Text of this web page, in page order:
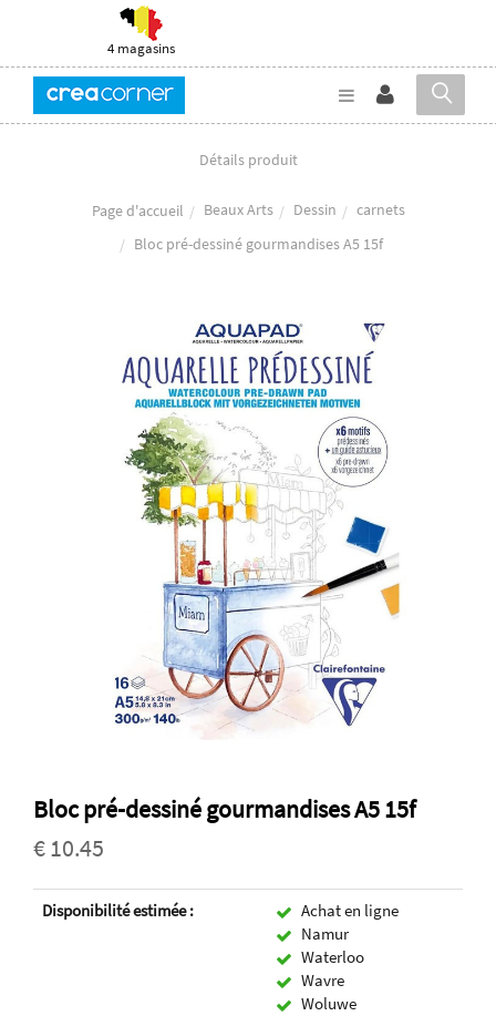
4 magasins
Détails produit
Page d'accueil Beaux Arts Dessin
carnets
Bloc pré-dessiné gourmandises A5 15f
Bloc pré-dessiné gourmandises A5 15f
€ 10.45
Disponibilité estimée :
Achat en ligne
Namur
Waterloo
Wavre
Woluwe